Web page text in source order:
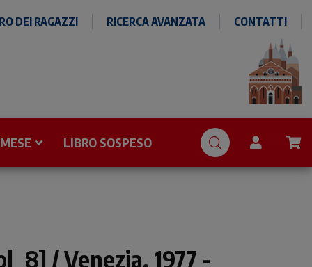
DEI RAGAZZI RICERCA AVANZATA CONTATTI
LIBRO SOSPESO
/ Venezia, 1977 -